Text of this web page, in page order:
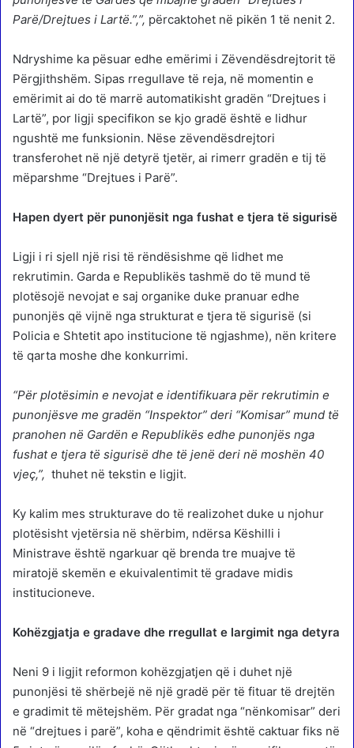
Parë/Drejtues i Lartë.”,”, përcaktohet në pikën 1 të nenit 2.
Ndryshime ka pësuar edhe emërimi i Zëvendësdrejtorit të
Përgjithshëm. Sipas rregullave të reja, në momentin e
emërimit ai do të marrë automatikisht gradën “Drejtues i
Lartë”, por ligji specifikon se kjo gradë është e lidhur
ngushtë me funksionin. Nëse zëvendësdrejtori
transferohet në një detyrë tjetër, ai rimerr gradën e tij të
mëparshme “Drejtues i Parë”.
Hapen dyert për punonjësit nga fushat e tjera të sigurisë
Ligji i ri sjell një risi të rëndësishme që lidhet me
rekrutimin. Garda e Republikës tashmë do të mund të
plotësojë nevojat e saj organike duke pranuar edhe
punonjës që vijnë nga strukturat e tjera të sigurisë (si
Policia e Shtetit apo institucione të ngjashme), nën kritere
të qarta moshe dhe konkurrimi.
“Për plotësimin e nevojat e identifikuara për rekrutimin e
punonjësve me gradën “Inspektor” deri “Komisar” mund të
pranohen në Gardën e Republikës edhe punonjës nga
fushat e tjera të sigurisë dhe të jenë deri në moshën 40
vjeç,”, thuhet në tekstin e ligjit.
Ky kalim mes strukturave do të realizohet duke u njohur
plotësisht vjetërsia në shërbim, ndërsa Këshilli i
Ministrave është ngarkuar që brenda tre muajve të
miratojë skemën e ekuivalentimit të gradave midis
institucioneve.
Kohëzgjatja e gradave dhe rregullat e largimit nga detyra
Neni 9 i ligjit reformon kohëzgjatjen që i duhet një
punonjësi të shërbejë në një gradë për të fituar të drejtën
e gradimit të mëtejshëm. Për gradat nga “nënkomisar” deri
në “drejtues i parë”, koha e qëndrimit është caktuar fiks në